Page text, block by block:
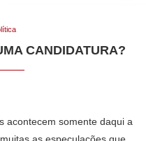
CANDIDATURA?
acontecem somente daqui a